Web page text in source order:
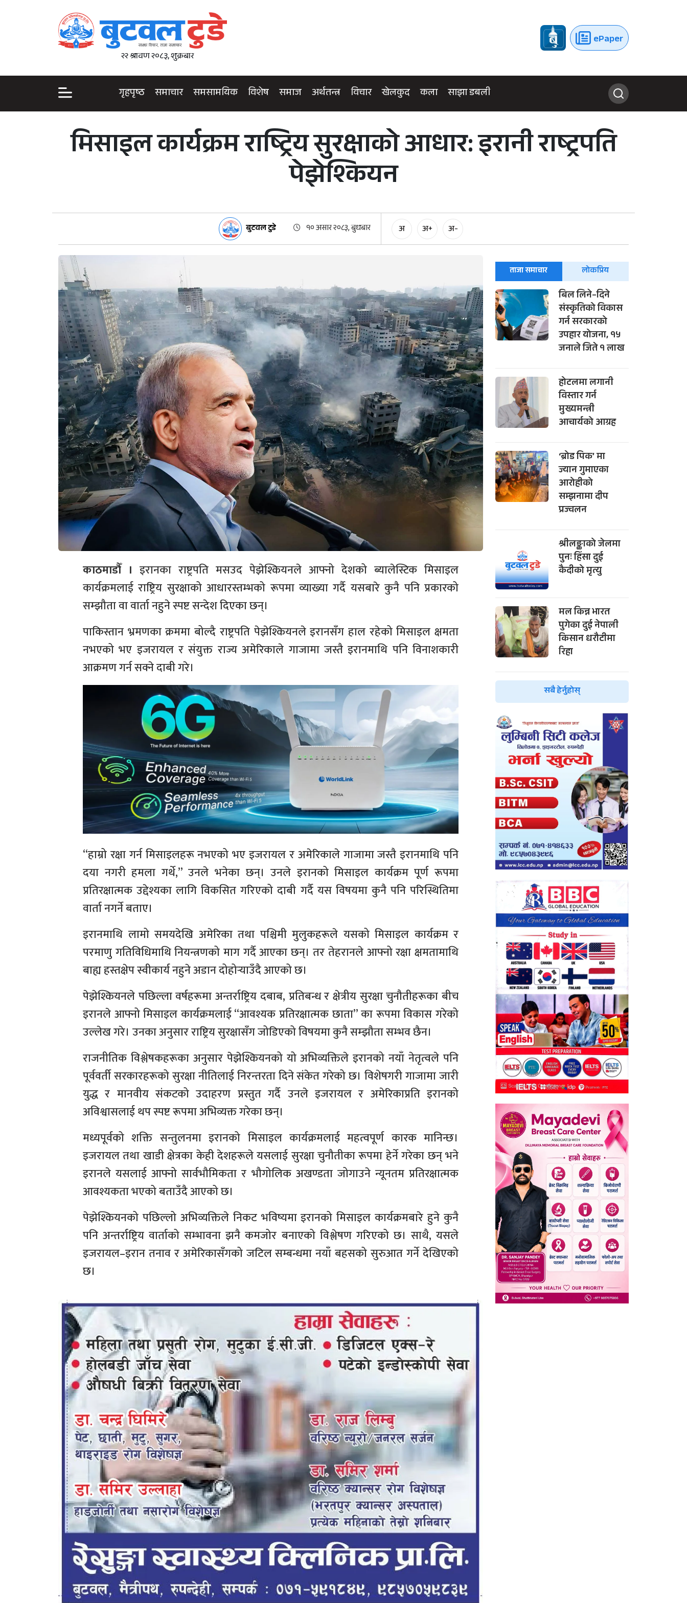
२२ श्रावण २०८३, शुक्रबार
ePaper
गृहपृष्ठ समाचार समसामयिक विशेष समाज अर्थतन्त्र विचार खेलकुद कला साझा डबली
मिसाइल कार्यक्रम राष्ट्रिय सुरक्षाको आधार: इरानी राष्ट्रपति
पेझेश्कियन
बुटवल टुडे १० असार २०८३, बुधबार अ अ+ अ-
काठमाडौँ । इरानका राष्ट्रपति मसउद पेझेश्कियनले आफ्नो देशको ब्यालेस्टिक मिसाइल
कार्यक्रमलाई राष्ट्रिय सुरक्षाको आधारस्तम्भको रूपमा व्याख्या गर्दै यसबारे कुनै पनि प्रकारको
सम्झौता वा वार्ता नहुने स्पष्ट सन्देश दिएका छन्।
पाकिस्तान भ्रमणका क्रममा बोल्दै राष्ट्रपति पेझेश्कियनले इरानसँग हाल रहेको मिसाइल क्षमता
नभएको भए इजरायल र संयुक्त राज्य अमेरिकाले गाजामा जस्तै इरानमाथि पनि विनाशकारी
आक्रमण गर्न सक्ने दाबी गरे।
“हाम्रो रक्षा गर्न मिसाइलहरू नभएको भए इजरायल र अमेरिकाले गाजामा जस्तै इरानमाथि पनि
दया नगरी हमला गर्थे,” उनले भनेका छन्। उनले इरानको मिसाइल कार्यक्रम पूर्ण रूपमा
प्रतिरक्षात्मक उद्देश्यका लागि विकसित गरिएको दाबी गर्दै यस विषयमा कुनै पनि परिस्थितिमा
वार्ता नगर्ने बताए।
इरानमाथि लामो समयदेखि अमेरिका तथा पश्चिमी मुलुकहरूले यसको मिसाइल कार्यक्रम र
परमाणु गतिविधिमाथि नियन्त्रणको माग गर्दै आएका छन्। तर तेहरानले आफ्नो रक्षा क्षमतामाथि
बाह्य हस्तक्षेप स्वीकार्य नहुने अडान दोहोर्‍याउँदै आएको छ।
पेझेश्कियनले पछिल्ला वर्षहरूमा अन्तर्राष्ट्रिय दबाब, प्रतिबन्ध र क्षेत्रीय सुरक्षा चुनौतीहरूका बीच
इरानले आफ्नो मिसाइल कार्यक्रमलाई “आवश्यक प्रतिरक्षात्मक छाता” का रूपमा विकास गरेको
उल्लेख गरे। उनका अनुसार राष्ट्रिय सुरक्षासँग जोडिएको विषयमा कुनै सम्झौता सम्भव छैन।
राजनीतिक विश्लेषकहरूका अनुसार पेझेश्कियनको यो अभिव्यक्तिले इरानको नयाँ नेतृत्वले पनि
पूर्ववर्ती सरकारहरूको सुरक्षा नीतिलाई निरन्तरता दिने संकेत गरेको छ। विशेषगरी गाजामा जारी
युद्ध र मानवीय संकटको उदाहरण प्रस्तुत गर्दै उनले इजरायल र अमेरिकाप्रति इरानको
अविश्वासलाई थप स्पष्ट रूपमा अभिव्यक्त गरेका छन्।
मध्यपूर्वको शक्ति सन्तुलनमा इरानको मिसाइल कार्यक्रमलाई महत्वपूर्ण कारक मानिन्छ।
इजरायल तथा खाडी क्षेत्रका केही देशहरूले यसलाई सुरक्षा चुनौतीका रूपमा हेर्ने गरेका छन् भने
इरानले यसलाई आफ्नो सार्वभौमिकता र भौगोलिक अखण्डता जोगाउने न्यूनतम प्रतिरक्षात्मक
आवश्यकता भएको बताउँदै आएको छ।
पेझेश्कियनको पछिल्लो अभिव्यक्तिले निकट भविष्यमा इरानको मिसाइल कार्यक्रमबारे हुने कुनै
पनि अन्तर्राष्ट्रिय वार्ताको सम्भावना झनै कमजोर बनाएको विश्लेषण गरिएको छ। साथै, यसले
इजरायल–इरान तनाव र अमेरिकासँगको जटिल सम्बन्धमा नयाँ बहसको सुरुआत गर्ने देखिएको
छ।
ताजा समाचार लोकप्रिय
बिल लिने–दिने
संस्कृतिको विकास
गर्न सरकारको
उपहार योजना, १५
जनाले जिते १ लाख
होटलमा लगानी
विस्तार गर्न
मुख्यमन्त्री
आचार्यको आग्रह
‘ब्रोड पिक’ मा
ज्यान गुमाएका
आरोहीको
सम्झनामा दीप
प्रज्वलन
श्रीलङ्काको जेलमा
पुनः हिंसा दुई
कैदीको मृत्यु
मल किन्न भारत
पुगेका दुई नेपाली
किसान धरौटीमा
रिहा
सबै हेर्नुहोस्